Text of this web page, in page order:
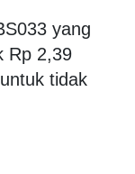
yang
Rp 2,39
tidak